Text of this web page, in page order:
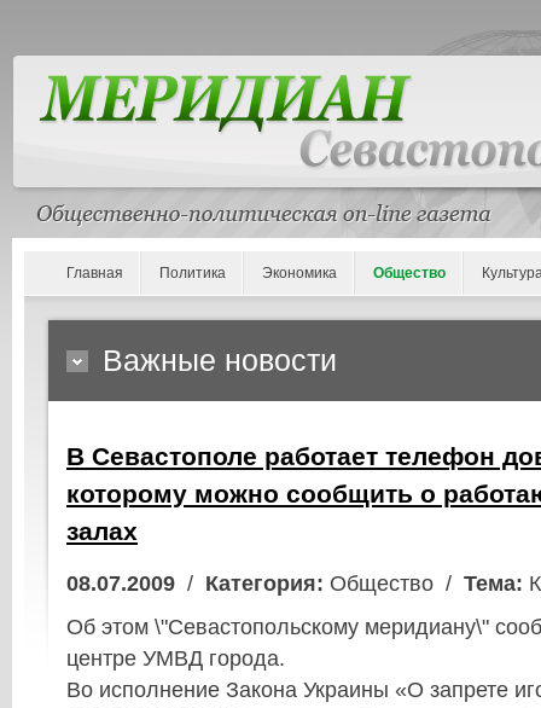
Главная Политика Экономика Общество
Важные новости
В Севастополе работает телефон
которому можно сообщить о
залах
08.07.2009 / Категория: Общество / Тема:
Об этом \"Севастопольскому меридиану\"
центре УМВД города.
Во исполнение Закона Украины «О запрете